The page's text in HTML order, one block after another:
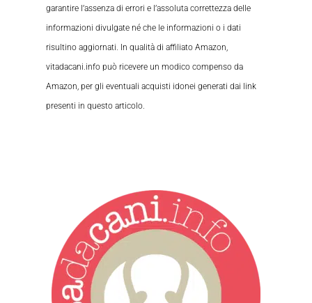
garantire l’assenza di errori e l’assoluta correttezza delle
informazioni divulgate né che le informazioni o i dati
risultino aggiornati. In qualità di affiliato Amazon,
vitadacani.info può ricevere un modico compenso da
Amazon, per gli eventuali acquisti idonei generati dai link
presenti in questo articolo.